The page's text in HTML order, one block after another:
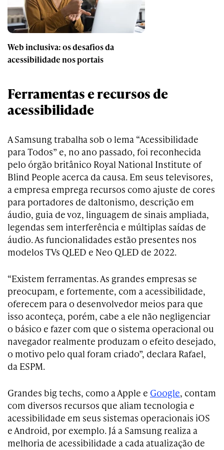
Web inclusiva: os desafios da
acessibilidade nos portais
Ferramentas e recursos de
acessibilidade
A Samsung trabalha sob o lema “Acessibilidade
para Todos” e, no ano passado, foi reconhecida
pelo órgão britânico Royal National Institute of
Blind People acerca da causa. Em seus televisores,
a empresa emprega recursos como ajuste de cores
para portadores de daltonismo, descrição em
áudio, guia de voz, linguagem de sinais ampliada,
legendas sem interferência e múltiplas saídas de
áudio. As funcionalidades estão presentes nos
modelos TVs QLED e Neo QLED de 2022.
“Existem ferramentas. As grandes empresas se
preocupam, e fortemente, com a acessibilidade,
oferecem para o desenvolvedor meios para que
isso aconteça, porém, cabe a ele não negligenciar
o básico e fazer com que o sistema operacional ou
navegador realmente produzam o efeito desejado,
o motivo pelo qual foram criado”, declara Rafael,
da ESPM.
Grandes big techs, como a Apple e Google, contam
com diversos recursos que aliam tecnologia e
acessibilidade em seus sistemas operacionais iOS
e Android, por exemplo. Já a Samsung realiza a
melhoria de acessibilidade a cada atualização de